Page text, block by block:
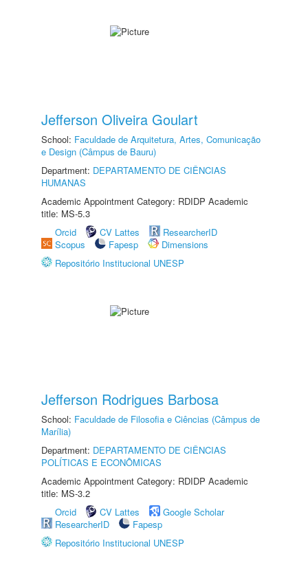
Jefferson Oliveira Goulart
School: Faculdade de Arquitetura, Artes, Comunicação
e Design (Câmpus de Bauru)
Department: DEPARTAMENTO DE CIÊNCIAS
HUMANAS
Academic Appointment Category: RDIDP Academic
title: MS-5.3
Orcid
CV Lattes
ResearcherID
Scopus
Fapesp
Dimensions
Repositório Institucional UNESP
Jefferson Rodrigues Barbosa
School: Faculdade de Filosofia e Ciências (Câmpus de
Marília)
Department: DEPARTAMENTO DE CIÊNCIAS
POLÍTICAS E ECONÔMICAS
Academic Appointment Category: RDIDP Academic
title: MS-3.2
Orcid
CV Lattes
Google Scholar
ResearcherID
Fapesp
Repositório Institucional UNESP